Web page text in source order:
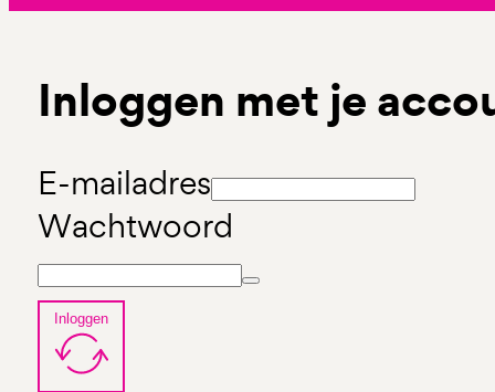
Inloggen met je
E-mailadres
Wachtwoord
Inloggen